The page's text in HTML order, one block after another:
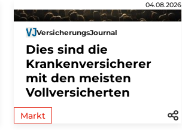
04.08.2026
VersicherungsJournal
Dies sind die
Krankenversicherer
mit den meisten
Vollversicherten
Markt